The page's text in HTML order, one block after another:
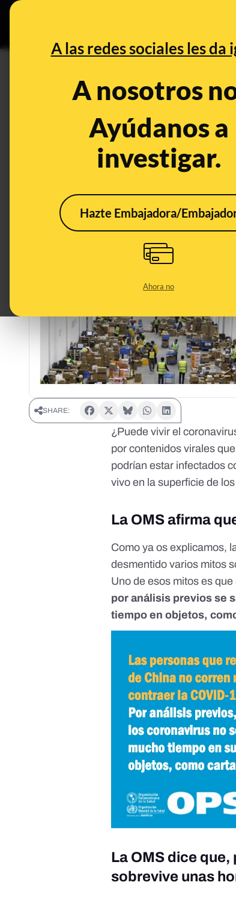
A las redes sociales les da
A nosotros
Ayúdanos a
investigar.
Hazte Embajadora/
Ahora no
¿Puede vivir un virus en
vivo en un objeto?
Feb 27, 2020, 1:13:00 PM
SHARE:
¿Puede vivir el
por contenidos virales
podrían estar infectados
vivo en la superficie de
La OMS afirma
Como ya os explicamos,
desmentido varios mitos
Uno de esos mitos es
por análisis previos se
tiempo en objetos,
La OMS dice
sobrevive unas